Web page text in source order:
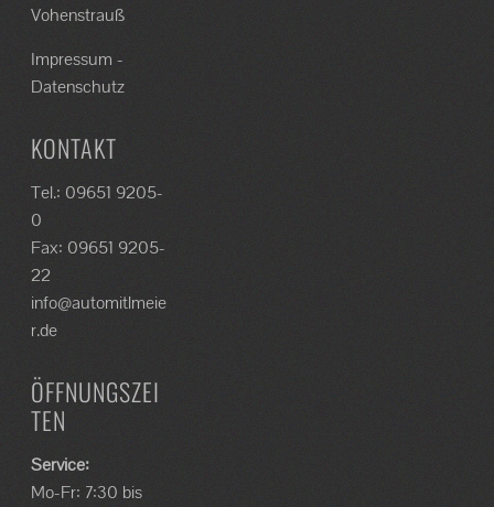
Vohenstrauß
Impressum -
Datenschutz
KONTAKT
Tel.: 09651 9205-
0
Fax: 09651 9205-
22
info@automitlmeie
r.de
ÖFFNUNGSZEI
TEN
Service:
Mo-Fr: 7:30 bis